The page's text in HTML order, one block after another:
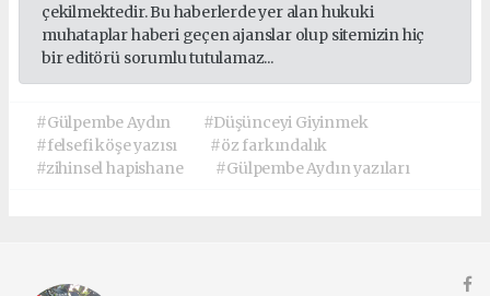
çekilmektedir. Bu haberlerde yer alan hukuki
muhataplar haberi geçen ajanslar olup sitemizin hiç
bir editörü sorumlu tutulamaz...
#Gülpembe Aydın
#Düşünceyi Giyinmek
#felsefi köşe yazısı
#öz farkındalık
#zihinsel hapishane
#Gülpembe Aydın yazıları